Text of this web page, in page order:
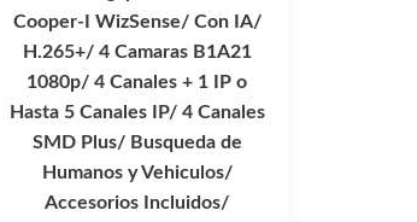
Cooper-I WizSense/ Con IA/
H.265+/ 4 Camaras B1A21
1080p/ 4 Canales + 1 IP o
Hasta 5 Canales IP/ 4 Canales
SMD Plus/ Busqueda de
Humanos y Vehiculos/
Accesorios Incluidos/